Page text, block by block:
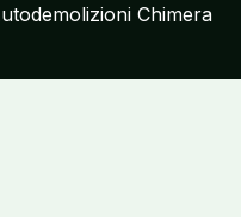
Chimera